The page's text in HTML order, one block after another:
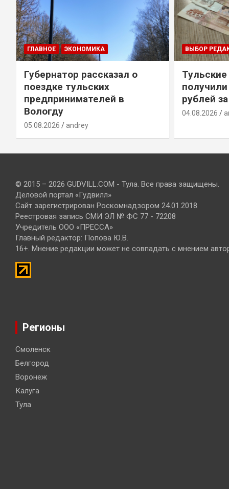
ГЛАВНОЕ ЭКОНОМИКА
Губернатор рассказал о
поездке тульских
предпринимателей в
Вологду
05.08.2026 andrey
ВЫБОР
рублей
04.08.2026
© 2015 – 2026 GUDVILL.COM - Тула. Все права защищены.
Деловой портал «Гудвилл»
Сайт зарегистрирован Роскомнадзором 24.01.2018
Реестровая запись СМИ ЭЛ № ФС 77 - 72208
Учредитель ООО «ПРЕССА»
Главный редактор: Попова Ю.В.
16+. Мнение редакции может не совпадать с мнением
Регионы
Смоленск
Белгород
Воронеж
Калуга
Тула